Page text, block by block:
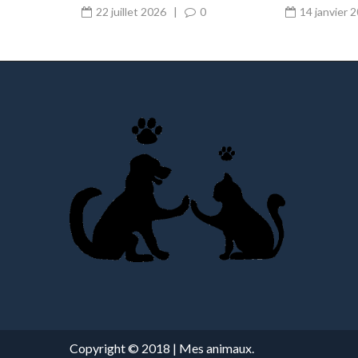
vos canins
22 juillet 2026 | 0
routine
14 janvier
Copyright © 2018 | Mes animaux.